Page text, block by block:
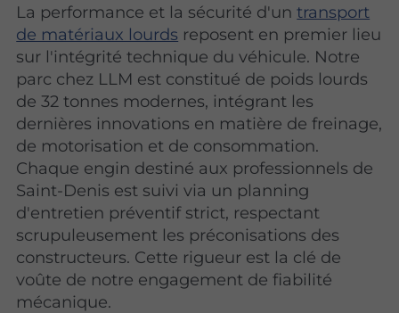
La performance et la sécurité d'untransport
de matériaux lourds reposent en premier lieu
sur l'intégrité technique du véhicule. Notre
parc chez LLM est constitué de poids lourds
de 32 tonnes modernes, intégrant les
dernières innovations en matière de freinage,
de motorisation et de consommation.
Chaque engin destiné aux professionnels de
Saint-Denis est suivi via un planning
d'entretien préventif strict, respectant
scrupuleusement les préconisations des
constructeurs. Cette rigueur est la clé de
voûte de notre engagement de fiabilité
mécanique.